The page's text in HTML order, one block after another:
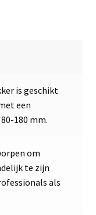
is geschikt
een
180 mm.
om
te zijn
als